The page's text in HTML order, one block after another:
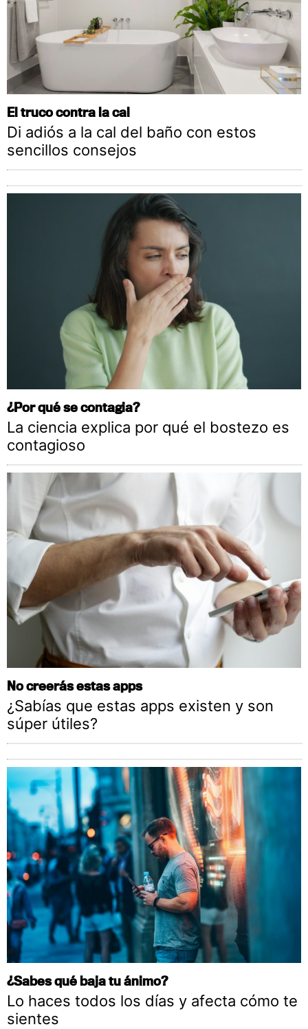
El truco contra la cal
Di adiós a la cal del baño con estos
sencillos consejos
¿Por qué se contagia?
La ciencia explica por qué el bostezo es
contagioso
No creerás estas apps
¿Sabías que estas apps existen y son
súper útiles?
¿Sabes qué baja tu ánimo?
Lo haces todos los días y afecta cómo te
sientes